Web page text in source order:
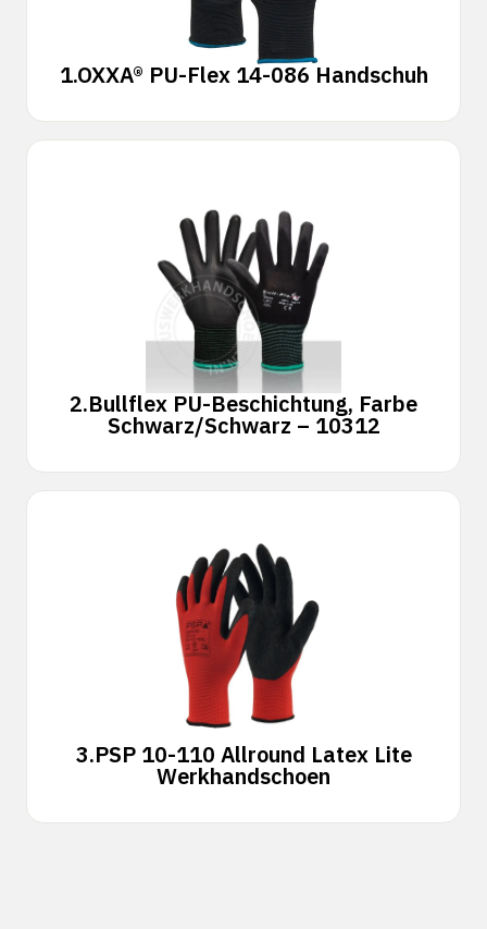
1.OXXA® PU-Flex 14-086 Handschuh
2.Bullflex PU-Beschichtung, Farbe
Schwarz/Schwarz – 10312
3.PSP 10-110 Allround Latex Lite
Werkhandschoen